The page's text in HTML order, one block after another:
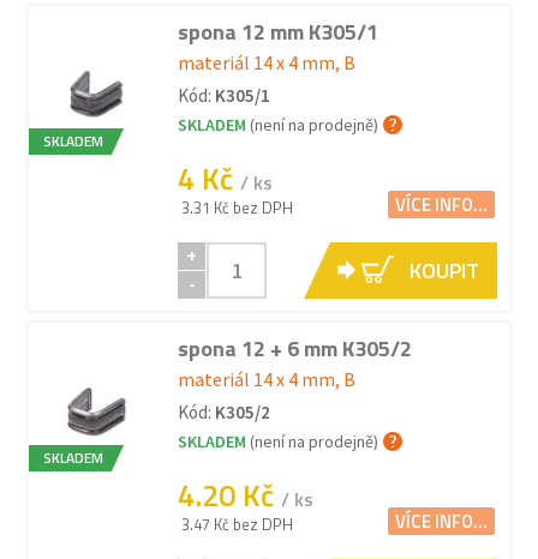
SKLADEM
spona 12 mm K305/1
materiál 14 x 4 mm, B
Kód: K305/1
SKLADEM (není na prodejně)
4 Kč / ks
3.31 Kč bez DPH VÍCE INFO...
+
-
KOUPIT
SKLADEM
spona 12 + 6 mm K305/2
materiál 14 x 4 mm, B
Kód: K305/2
SKLADEM (není na prodejně)
4.20 Kč / ks
3.47 Kč bez DPH VÍCE INFO...